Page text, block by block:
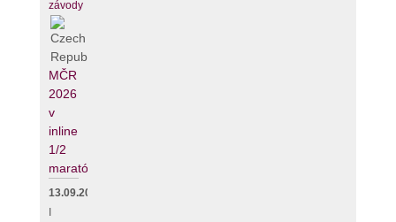
závody
MČR
2026
v
inline
1/2
maratónu
13.09.2026
I